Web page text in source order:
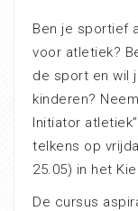
Ben je sportief
voor atletiek?
de sport en wil
kinderen?
Initiator
telkens op
25.05) in het
De cursus